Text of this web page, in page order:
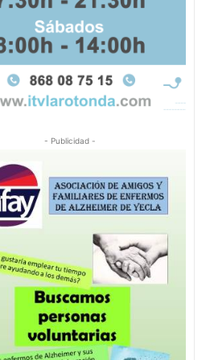
- Publicidad -